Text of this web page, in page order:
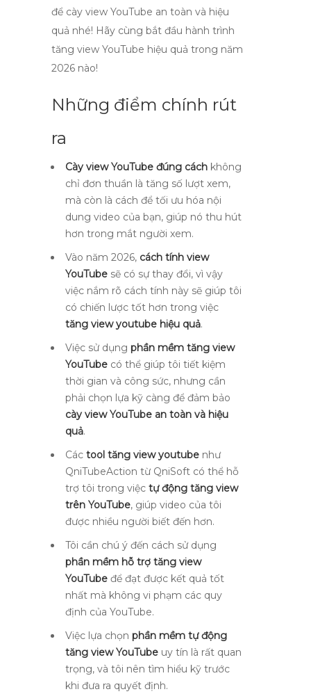
để cày view YouTube an toàn và hiệu
quả nhé! Hãy cùng bắt đầu hành trình
tăng view YouTube hiệu quả trong năm
2026 nào!
Những điểm chính rút
ra
Cày view YouTube đúng cách không
chỉ đơn thuần là tăng số lượt xem,
mà còn là cách để tối ưu hóa nội
dung video của bạn, giúp nó thu hút
hơn trong mắt người xem.
Vào năm 2026, cách tính view
YouTube sẽ có sự thay đổi, vì vậy
việc nắm rõ cách tính này sẽ giúp tôi
có chiến lược tốt hơn trong việc
tăng view youtube hiệu quả.
Việc sử dụng phần mềm tăng view
YouTube có thể giúp tôi tiết kiệm
thời gian và công sức, nhưng cần
phải chọn lựa kỹ càng để đảm bảo
cày view YouTube an toàn và hiệu
quả.
Các tool tăng view youtube như
QniTubeAction từ QniSoft có thể hỗ
trợ tôi trong việc tự động tăng view
trên YouTube, giúp video của tôi
được nhiều người biết đến hơn.
Tôi cần chú ý đến cách sử dụng
phần mềm hỗ trợ tăng view
YouTube để đạt được kết quả tốt
nhất mà không vi phạm các quy
định của YouTube.
Việc lựa chọn phần mềm tự động
tăng view YouTube uy tín là rất quan
trọng, và tôi nên tìm hiểu kỹ trước
khi đưa ra quyết định.